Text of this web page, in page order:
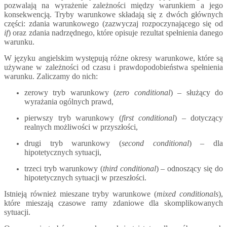
pozwalają na wyrażenie zależności między warunkiem a jego
konsekwencją. Tryby warunkowe składają się z dwóch głównych
części: zdania warunkowego (zazwyczaj rozpoczynającego się od
if) oraz zdania nadrzędnego, które opisuje rezultat spełnienia danego
warunku.
W języku angielskim występują różne okresy warunkowe, które są
używane w zależności od czasu i prawdopodobieństwa spełnienia
warunku. Zaliczamy do nich:
zerowy tryb warunkowy (zero conditional) – służący do
wyrażania ogólnych prawd,
pierwszy tryb warunkowy (first conditional) – dotyczący
realnych możliwości w przyszłości,
drugi tryb warunkowy (second conditional) – dla
hipotetycznych sytuacji,
trzeci tryb warunkowy (third conditional) – odnoszący się do
hipotetycznych sytuacji w przeszłości.
Istnieją również mieszane tryby warunkowe (mixed conditionals),
które mieszają czasowe ramy zdaniowe dla skomplikowanych
sytuacji.